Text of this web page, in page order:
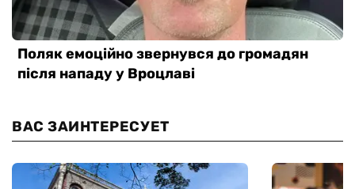
ВАС ЗАИНТЕРЕСУЕТ